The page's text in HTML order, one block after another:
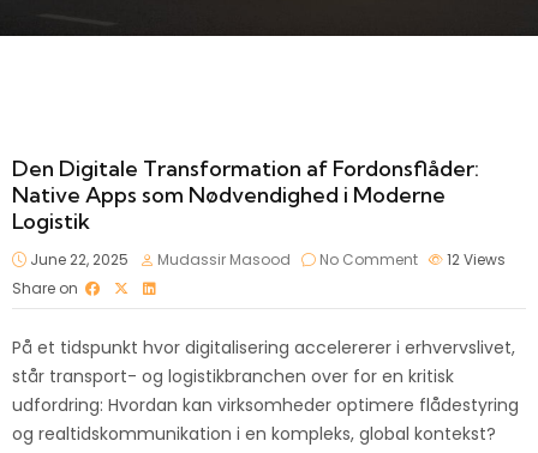
Den Digitale Transformation af Fordonsflåder:
Native Apps som Nødvendighed i Moderne
Logistik
June 22, 2025 Mudassir Masood No Comment 12Views
Share on
På et tidspunkt hvor digitalisering accelererer i erhvervslivet,
står transport- og logistikbranchen over for en kritisk
udfordring: Hvordan kan virksomheder optimere flådestyring
og realtidskommunikation i en kompleks, global kontekst?